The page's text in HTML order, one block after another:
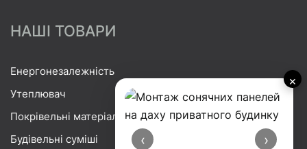
×
‹ ›
НАШІ ТОВАРИ
Енергонезалежність
Утеплювач
Покрівельні матеріали
Будівельні суміші